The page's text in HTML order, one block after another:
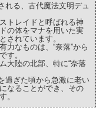
れる、古代魔法文明デュ
トレイドと呼ばれる神
の体をマナを用いた実
されています。
力なものは、“奈落”から
す。
大陸の北部、特に“奈落
過ぎた頃から急激に老い
なることができ、その
。